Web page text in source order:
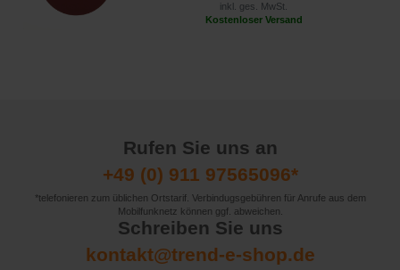
inkl. ges. MwSt.
Kostenloser Versand
Rufen Sie uns an
+49 (0) 911 97565096*
*telefonieren zum üblichen Ortstarif. Verbindugsgebühren für Anrufe aus dem
Mobilfunknetz können ggf. abweichen.
Schreiben Sie uns
kontakt@trend-e-shop.de